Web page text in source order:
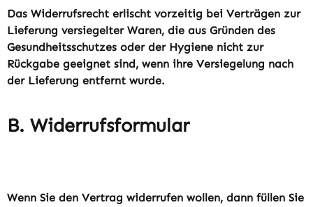
Das Widerrufsrecht erlischt vorzeitig bei Verträgen zur
Lieferung versiegelter Waren, die aus Gründen des
Gesundheitsschutzes oder der Hygiene nicht zur
Rückgabe geeignet sind, wenn ihre Versiegelung nach
der Lieferung entfernt wurde.
B. Widerrufsformular
Wenn Sie den Vertrag widerrufen wollen, dann füllen Sie